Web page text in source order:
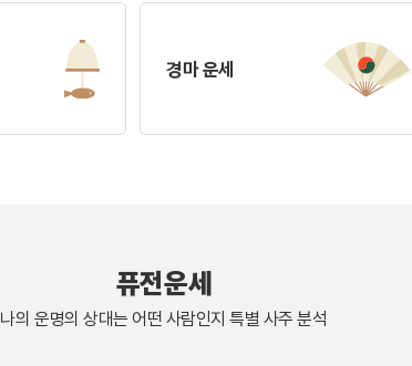
경마 운세
퓨전운세
나의 운명의 상대는 어떤 사람인지 특별 사주 분석